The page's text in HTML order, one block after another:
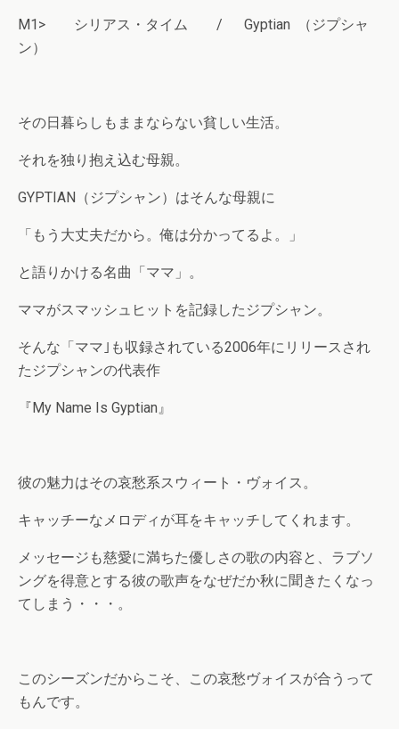
M1> シリアス・タイム / Gyptian （ジプシャ
ン）
その日暮らしもままならない貧しい生活。
それを独り抱え込む母親。
GYPTIAN（ジプシャン）はそんな母親に
「もう大丈夫だから。俺は分かってるよ。」
と語りかける名曲「ママ」。
ママがスマッシュヒットを記録したジプシャン。
そんな「ママ｣も収録されている2006年にリリースされ
たジプシャンの代表作
『My Name Is Gyptian』
彼の魅力はその哀愁系スウィート・ヴォイス。
キャッチーなメロディが耳をキャッチしてくれます。
メッセージも慈愛に満ちた優しさの歌の内容と、ラブソ
ングを得意とする彼の歌声をなぜだか秋に聞きたくなっ
てしまう・・・。
このシーズンだからこそ、この哀愁ヴォイスが合うって
もんです。